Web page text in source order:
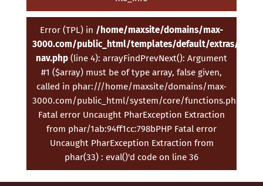
Error (TPL) in /home/maxsite/domains/max-
3000.com/public_html/templates/default/extras/doc-
nav.php (line 4): arrayFindPrevNext(): Argument
#1 ($array) must be of type array, false given,
called in phar:///home/maxsite/domains/max-
3000.com/public_html/system/core/functions.phar/
Fatal error Uncaught PharException Extraction
from phar/1ab:94ff1cc:798bPHP Fatal error
Uncaught PharException Extraction from
phar(33) : eval()'d code on line 36